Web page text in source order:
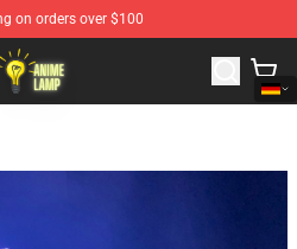
on orders over $100
Best Store of Anime Lamp